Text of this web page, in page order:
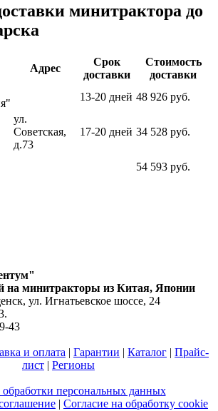
минитрактора до
Адрес
Срок
доставки
Стоимость
доставки
13-20 дней 48 926 руб.
ул.
Советская,
д.73
17-20 дней 34 528 руб.
54 593 руб.
на минитракторы из Китая, Японии
ул. Игнатьевское шоссе, 24
43
и оплата | Гарантии | Каталог | Прайс-
лист | Регионы
персональных данных
| Согласие на обработку cookie